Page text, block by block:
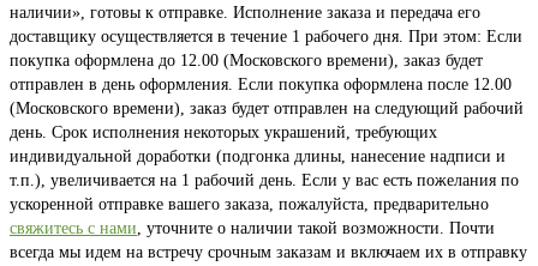
наличии», готовы к отправке. Исполнение заказа и передача его
доставщику осуществляется в течение 1 рабочего дня. При этом: Если
покупка оформлена до 12.00 (Московского времени), заказ будет
отправлен в день оформления. Если покупка оформлена после 12.00
(Московского времени), заказ будет отправлен на следующий рабочий
день. Срок исполнения некоторых украшений, требующих
индивидуальной доработки (подгонка длины, нанесение надписи и
т.п.), увеличивается на 1 рабочий день. Если у вас есть пожелания по
ускоренной отправке вашего заказа, пожалуйста, предварительно
свяжитесь с нами, уточните о наличии такой возможности. Почти
всегда мы идем на встречу срочным заказам и включаем их в отправку